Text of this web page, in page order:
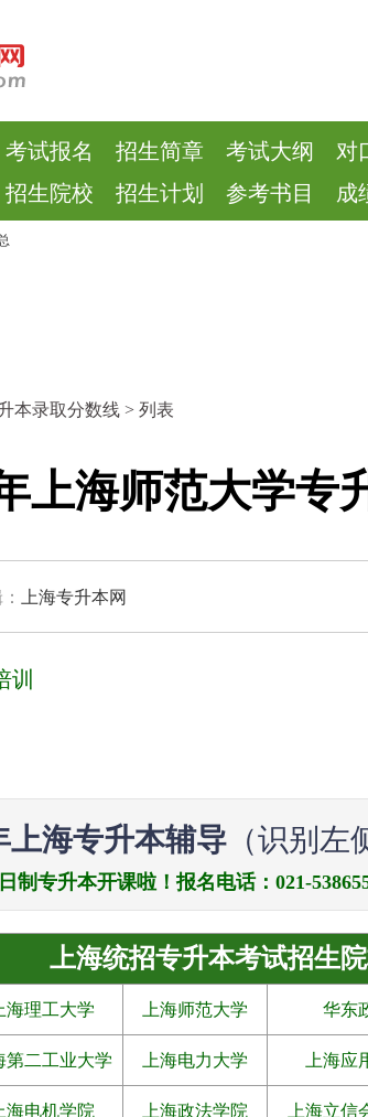
考试报名 招生简章 考试大纲 对
招生院校 招生计划 参考书目 成
本录取分数线 > 列表
上海师范大学专
上海专升本网
上海专升本辅导 （识别左
制专升本开课啦！报名电话：021-
上海统招专升本考试招生
海理工大学 上海师范大学 华东
第二工业大学 上海电力大学 上海应
海电机学院 上海政法学院 上海立信